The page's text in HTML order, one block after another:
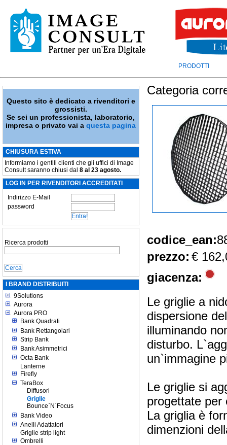
PRODOTTI
Questo sito è dedicato a rivenditori e
grossisti.
Se sei un professionista, laboratorio,
impresa o privato vai aquesta pagina
CHIUSURA ESTIVA
Informiamo i gentili clienti che gli uffici di Image
Consult saranno chiusi dal 8 al 23 agosto.
LOG IN PER RIVENDITORI ACCREDITATI
Indirizzo E-Mail
password
Ricerca prodotti
I BRAND DISTRIBUITI
9Solutions
Aurora
Aurora PRO
Bank Quadrati
Bank Rettangolari
Strip Bank
Bank Asimmetrici
Octa Bank
Lanterne
Firefly
TeraBox
Diffusori
Griglie
Bounce`N`Focus
Bank Video
Anelli Adattatori
Griglie strip light
Ombrelli
Categoria
codice_ean:
prezzo: €
giacenza:
Le griglie a
dispersione
illuminando
disturbo.
un`immagine
Le griglie si
progettate per
La griglia è
dimenzioni